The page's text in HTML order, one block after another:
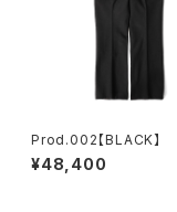
Prod.002【BLACK】
¥48,400